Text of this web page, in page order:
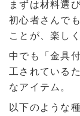
まずは材料選
初心者さんで
ことが、楽し
中でも「金具
工されている
なアイテム。
以下のような